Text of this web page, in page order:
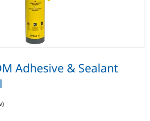
Adhesive & Sealant